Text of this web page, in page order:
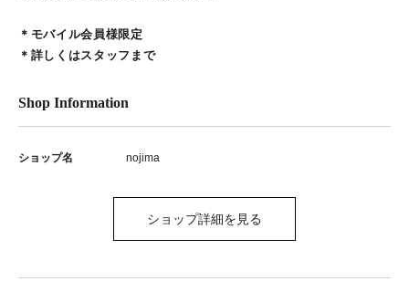
＊モバイル会員様限定
＊詳しくはスタッフまで
Shop Information
ショップ名 nojima
ショップ詳細を見る